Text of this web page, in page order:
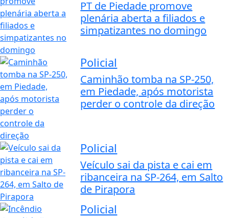
PT de Piedade promove
plenária aberta a filiados e
simpatizantes no domingo
Policial
Caminhão tomba na SP-250,
em Piedade, após motorista
perder o controle da direção
Policial
Veículo sai da pista e cai em
ribanceira na SP-264, em Salto
de Pirapora
Policial